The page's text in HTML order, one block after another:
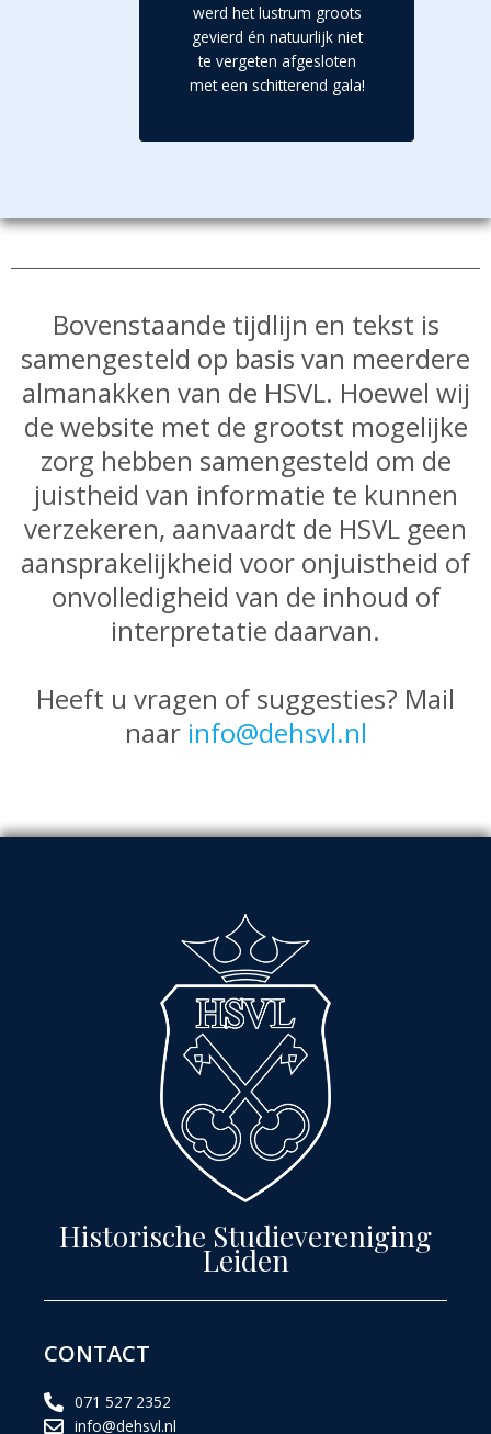
werd het lustrum groots
gevierd én natuurlijk niet
te vergeten afgesloten
met een schitterend gala!
Bovenstaande tijdlijn en tekst is
samengesteld op basis van meerdere
almanakken van de HSVL. Hoewel wij
de website met de grootst mogelijke
zorg hebben samengesteld om de
juistheid van informatie te kunnen
verzekeren, aanvaardt de HSVL geen
aansprakelijkheid voor onjuistheid of
onvolledigheid van de inhoud of
interpretatie daarvan.
Heeft u vragen of suggesties? Mail
naar info@dehsvl.nl
Historische Studievereniging
Leiden
CONTACT
071 527 2352
info@dehsvl.nl